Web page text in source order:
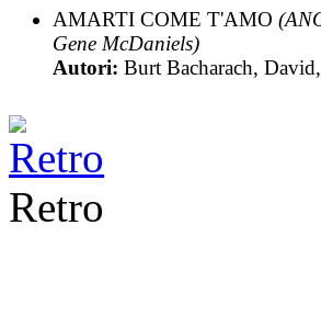
AMARTI COME T'AMO
Gene McDaniels)
Autori: Burt Bacharach,
Retro